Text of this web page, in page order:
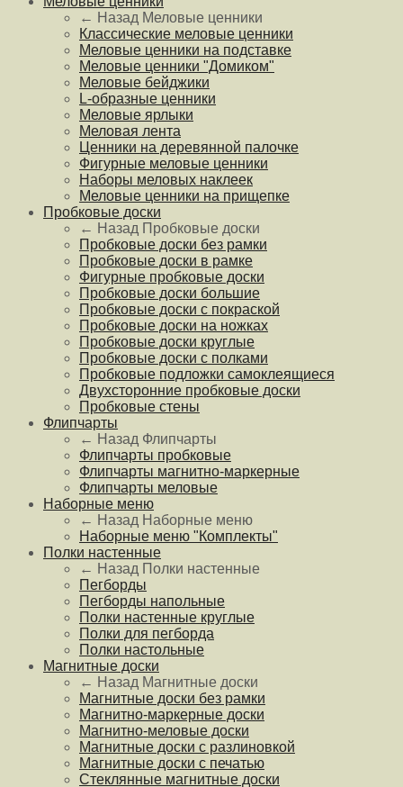
← Назад Меловые ценники
Классические меловые ценники
Меловые ценники на подставке
Меловые ценники "Домиком"
Меловые бейджики
L-образные ценники
Меловые ярлыки
Меловая лента
Ценники на деревянной палочке
Фигурные меловые ценники
Наборы меловых наклеек
Меловые ценники на прищепке
Пробковые доски
← Назад Пробковые доски
Пробковые доски без рамки
Пробковые доски в рамке
Фигурные пробковые доски
Пробковые доски большие
Пробковые доски с покраской
Пробковые доски на ножках
Пробковые доски круглые
Пробковые доски с полками
Пробковые подложки самоклеящиеся
Двухсторонние пробковые доски
Пробковые стены
Флипчарты
← Назад Флипчарты
Флипчарты пробковые
Флипчарты магнитно-маркерные
Флипчарты меловые
Наборные меню
← Назад Наборные меню
Наборные меню "Комплекты"
Полки настенные
← Назад Полки настенные
Пегборды
Пегборды напольные
Полки настенные круглые
Полки для пегборда
Полки настольные
Магнитные доски
← Назад Магнитные доски
Магнитные доски без рамки
Магнитно-маркерные доски
Магнитно-меловые доски
Магнитные доски с разлиновкой
Магнитные доски с печатью
Стеклянные магнитные доски